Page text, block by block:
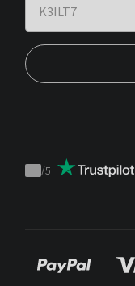
Trustpilot
/5